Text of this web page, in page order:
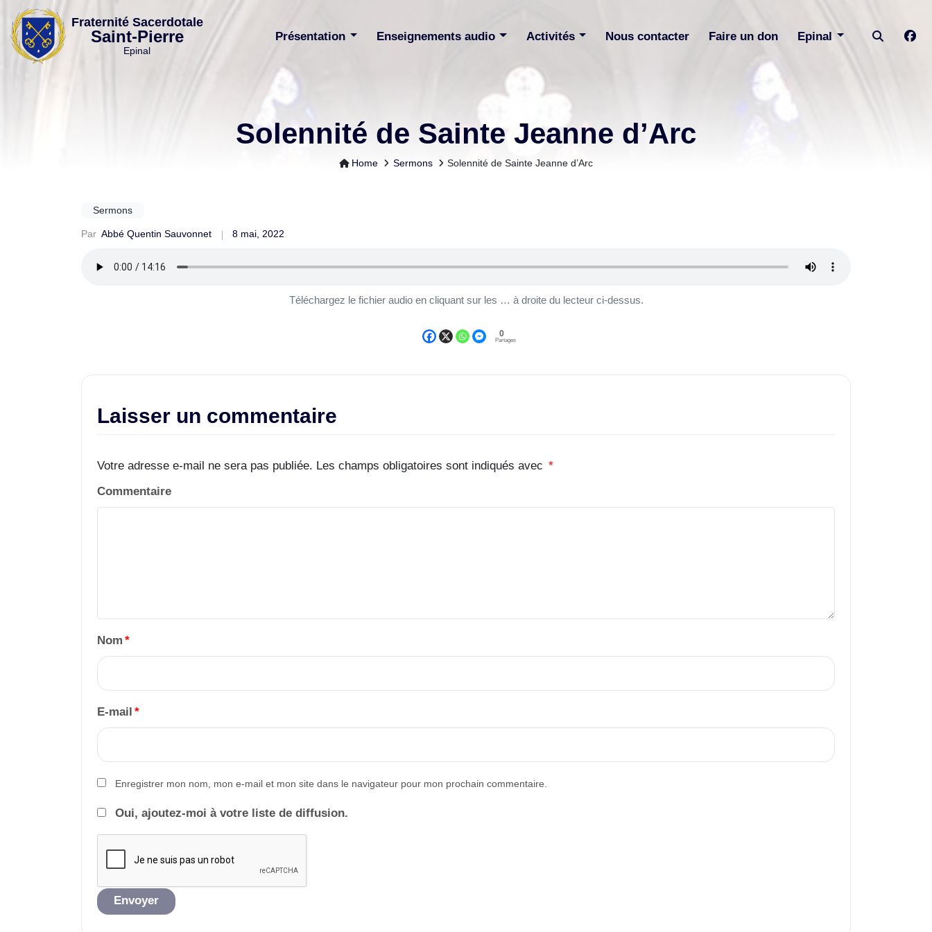
Skip
content
Fraternité Sacerdotale
Saint-Pierre
Epinal
Présentation Enseignements audio Activités Nous contacter Faire un don Epinal
Solennité de Sainte Jeanne d’Arc
Home Sermons Solennité de Sainte Jeanne d’Arc
Sermons
Par Abbé Quentin Sauvonnet 8 mai, 2022
Téléchargez le fichier audio en cliquant sur les … à droite du lecteur ci-dessus.
0
Partages
Laisser un commentaire
Votre adresse e-mail ne sera pas publiée. Les champs obligatoires sont indiqués avec *
Commentaire
Nom *
E-mail *
Enregistrer mon nom, mon e-mail et mon site dans le navigateur pour mon prochain commentaire.
Oui, ajoutez-moi à votre liste de diffusion.